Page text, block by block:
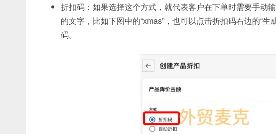
折扣码：如果选择这个方式，就代表客户在下单时需要手动
的文字，比如下图中的“xmas”，也可以点击折扣码右边的“
码。